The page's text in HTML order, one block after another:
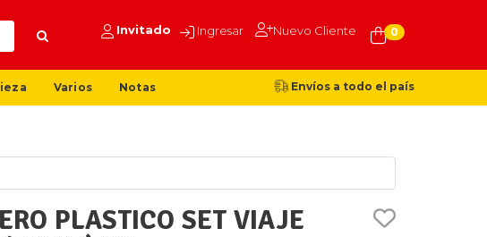
Invitado Ingresar Nuevo Cliente 0
Varios Notas Envíos a todo el país
PLASTICO SET VIAJE